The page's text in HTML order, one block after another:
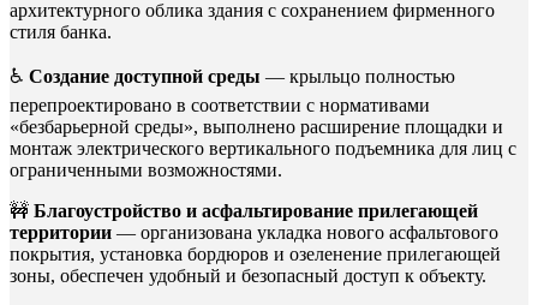
архитектурного облика здания с сохранением фирменного
стиля банка.
♿ Создание доступной среды — крыльцо полностью
перепроектировано в соответствии с нормативами
«безбарьерной среды», выполнено расширение площадки и
монтаж электрического вертикального подъемника для лиц с
ограниченными возможностями.
🚧 Благоустройство и асфальтирование прилегающей
территории — организована укладка нового асфальтового
покрытия, установка бордюров и озеленение прилегающей
зоны, обеспечен удобный и безопасный доступ к объекту.